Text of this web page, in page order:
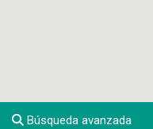
Búsqueda avanzada